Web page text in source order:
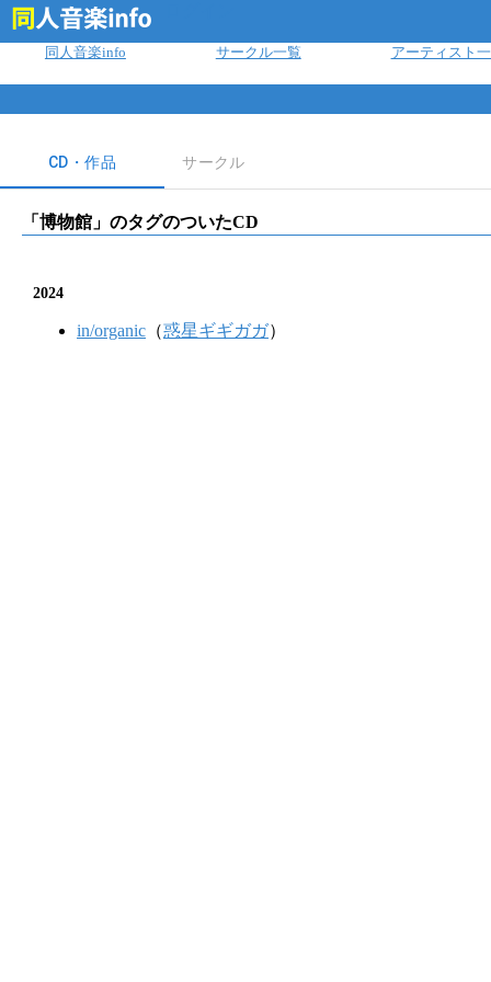
同人音楽info サークル一覧 アーティスト
CD・作品 サークル
「 博物館 」のタグのついたCD
2024
in/organic （惑星ギギガガ）